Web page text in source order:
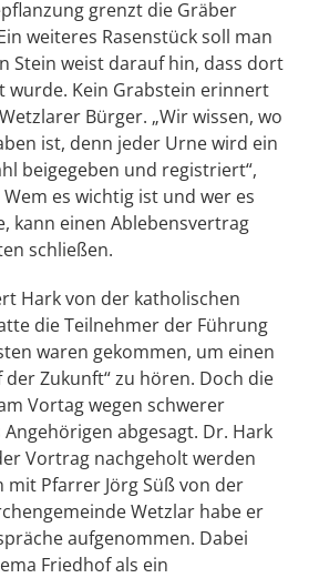
grenzt die Gräber
weiteres Rasenstück soll man
Stein weist darauf hin, dass dort
wurde. Kein Grabstein erinnert
Bürger. „Wir wissen, wo
ist, denn jeder Urne wird ein
beigegeben und registriert“,
es wichtig ist und wer es
kann einen Ablebensvertrag
schließen.
Hark von der katholischen
die Teilnehmer der Führung
waren gekommen, um einen
Zukunft“ zu hören. Doch die
Vortag wegen schwerer
abgesagt. Dr. Hark
Vortrag nachgeholt werden
mit Pfarrer Jörg Süß von der
Wetzlar habe er
aufgenommen. Dabei
Friedhof als ein